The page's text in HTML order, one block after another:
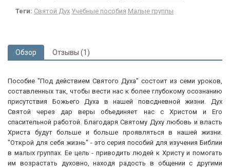
Теги: Святой Дух Учебные пособия Малые группы
Обзор Отзывы (1)
Пособие "Под действием Святого Духа" состоит из семи уроков,
составленных так, чтобы вести нас к более глубокому осознанию
присутствия Божьего Духа в нашей повсдневной жизни. Дух
Святой через дар веры объединяет нас с Христом и Его
спасительной работой. Благодаря Святому Духу любовь и власть
Христа будут больше и больше проявляться в нашей жизни.
"Открой для себя жизнь" - это серия пособий для изучения Библии
в малых группах. Ее цель - приводить людей к Христу и помогать
им возрастать духовно, находя радость в общении с другими